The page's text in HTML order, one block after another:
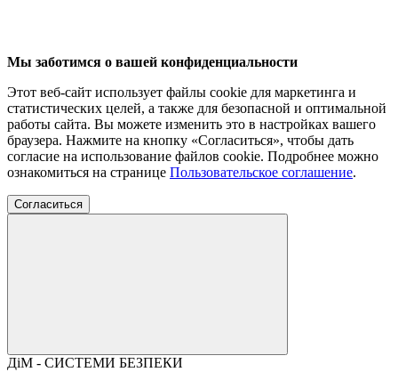
Мы заботимся о вашей конфиденциальности
Этот веб-сайт использует файлы cookie для маркетинга и
статистических целей, а также для безопасной и оптимальной
работы сайта. Вы можете изменить это в настройках вашего
браузера. Нажмите на кнопку «Согласиться», чтобы дать
согласие на использование файлов cookie. Подробнее можно
ознакомиться на странице Пользовательское соглашение.
Согласиться
ДіМ - СИСТЕМИ БЕЗПЕКИ